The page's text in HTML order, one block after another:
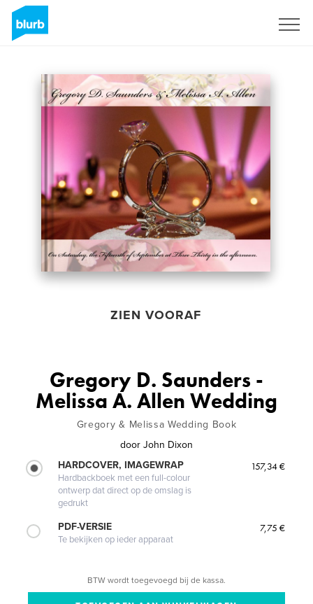
ZIEN VOORAF
Gregory D. Saunders -
Melissa A. Allen Wedding
Gregory & Melissa Wedding Book
door John Dixon
HARDCOVER, IMAGEWRAP
Hardbackboek met een full-colour
ontwerp dat direct op de omslag is
gedrukt
157,34 €
PDF-VERSIE
Te bekijken op ieder apparaat
7,75 €
BTW wordt toegevoegd bij de kassa.